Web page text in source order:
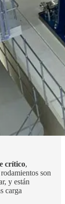
crítico,
son
y están
carga